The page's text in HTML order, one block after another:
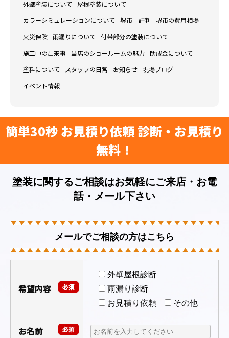
外壁塗装について 屋根塗装について
カラーシミュレーションについて 堺市 評判 堺市の費用相場
火災保険 雨漏りについて 付帯部分の塗装について
施工中の出来事 当店のショールームの魅力 助成金について
塗料について スタッフの日常 お知らせ 現場ブログ
イベント情報
簡単30秒 お見積り依頼 診断・お見積り
無料！
塗装に関するご相談はお気軽にご来店・お電
話・メール下さい
メールでご相談の方はこちら
必須
希望内容
外壁屋根診断
雨漏り診断
お見積り依頼
その他
お名前 必須